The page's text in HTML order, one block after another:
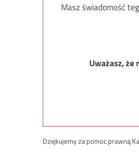
Masz świadomość
Uważasz,
Dziękujemy za pomoc prawną